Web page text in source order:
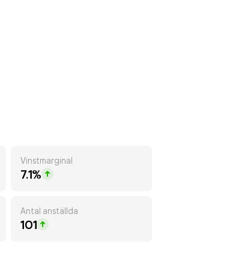
Vinstmarginal
7.1%
Antal anställda
101